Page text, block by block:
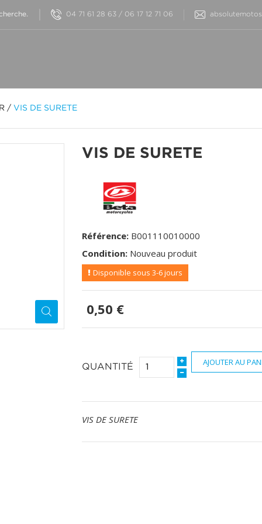
04 71 61 28 63 / 06 17 12 71 06
/ VIS DE SURETE
VIS DE SURETE
Référence: B001110010000
Condition: Nouveau produit
Disponible sous 3-6 jours
0,50 €
QUANTITÉ
AJOUTER AU
VIS DE SURETE